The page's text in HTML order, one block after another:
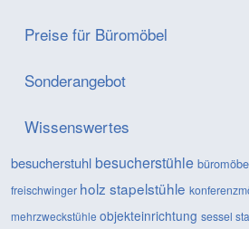
Preise für Büromöbel
Sonderangebot
Wissenswertes
besucherstuhlbesucherstühle
freischwinger holz stapelstühle
mehrzweckstühle objekteinrichtung sessel